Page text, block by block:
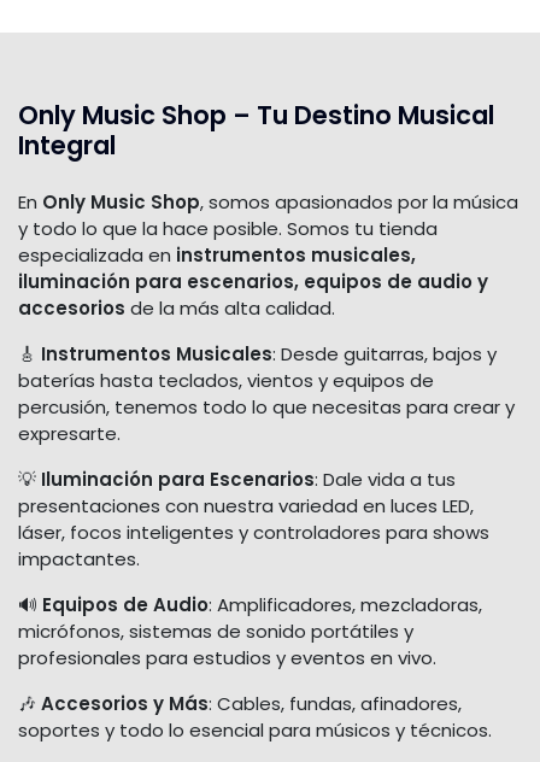
Only Music Shop – Tu Destino Musical
Integral
En Only Music Shop, somos apasionados por la música
y todo lo que la hace posible. Somos tu tienda
especializada en instrumentos musicales,
iluminación para escenarios, equipos de audio y
accesorios de la más alta calidad.
🎸 Instrumentos Musicales: Desde guitarras, bajos y
baterías hasta teclados, vientos y equipos de
percusión, tenemos todo lo que necesitas para crear y
expresarte.
💡 Iluminación para Escenarios: Dale vida a tus
presentaciones con nuestra variedad en luces LED,
láser, focos inteligentes y controladores para shows
impactantes.
🔊 Equipos de Audio: Amplificadores, mezcladoras,
micrófonos, sistemas de sonido portátiles y
profesionales para estudios y eventos en vivo.
🎶 Accesorios y Más: Cables, fundas, afinadores,
soportes y todo lo esencial para músicos y técnicos.